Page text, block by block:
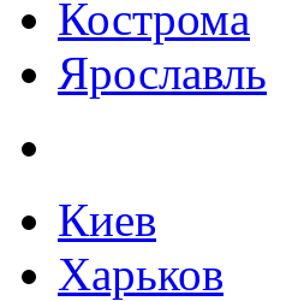
Кострома
Ярославль
Киев
Харьков